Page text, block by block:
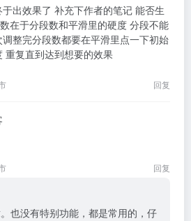
出效果了 补充下作者的笔记 能否生
在于分段数和平滑里的硬度 分段不能
整完分段数都要在平滑里点一下初始
重复直到达到想要的效果
回复
回复
也没有特别功能，都是常用的，仔